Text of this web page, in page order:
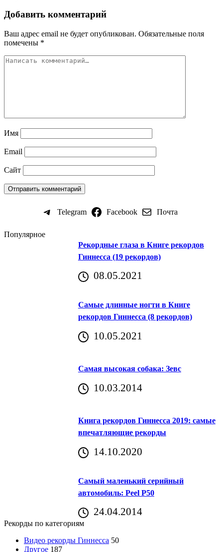
Добавить комментарий
Ваш адрес email не будет опубликован. Обязательные поля
помечены *
Имя
Email
Сайт
Telegram Facebook Почта
Популярное
Рекордные глаза в Книге рекордов
Гиннесса (19 рекордов)
08.05.2021
Самые длинные ногти в Книге
рекордов Гиннесса (8 рекордов)
10.05.2021
Самая высокая собака: Зевс
10.03.2014
Книга рекордов Гиннесса 2019: самые
впечатляющие рекорды
14.10.2020
Самый маленький серийный
автомобиль: Peel P50
24.04.2014
Рекорды по категориям
Видео рекорды Гиннесса 50
Другое 187